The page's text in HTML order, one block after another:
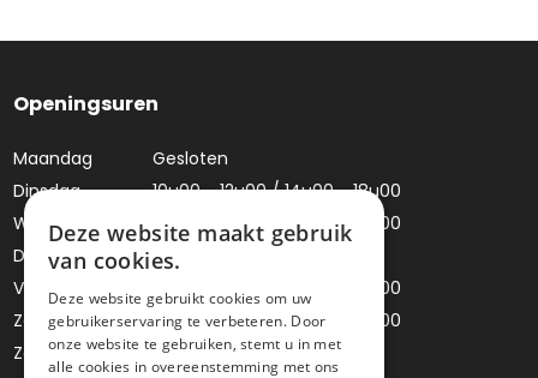
Openingsuren
Maandag
Gesloten
Dinsdag
10u00 - 12u00 / 14u00 - 18u00
Woensdag
10u00 - 12u00 / 14u00 - 18u00
Donderdag
Gesloten
Vrijdag
10u00 - 12u00 / 14u00 - 18u00
Zaterdag
10u00 - 12u00 / 14u00 - 18u00
Zondag
Gesloten
Deze website maakt gebruik
van cookies.
Deze website gebruikt cookies om uw
gebruikerservaring te verbeteren. Door
onze website te gebruiken, stemt u in met
alle cookies in overeenstemming met ons